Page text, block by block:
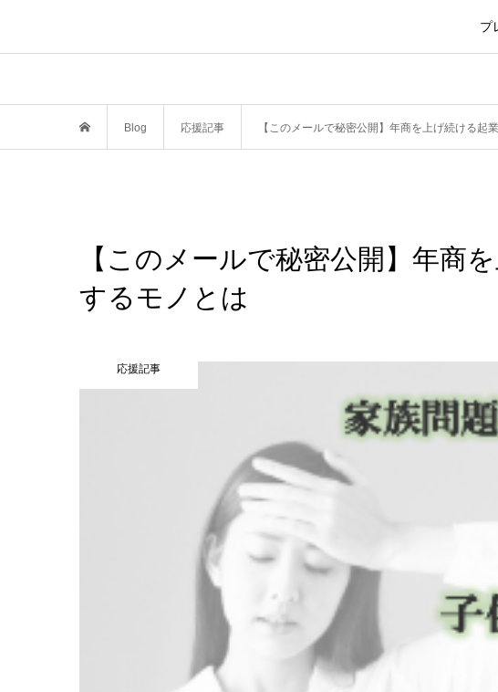
プ
Blog 応援記事 【このメールで秘密公開】年商を上げ続ける起
【このメールで秘密公開】年商
するモノとは
応援記事